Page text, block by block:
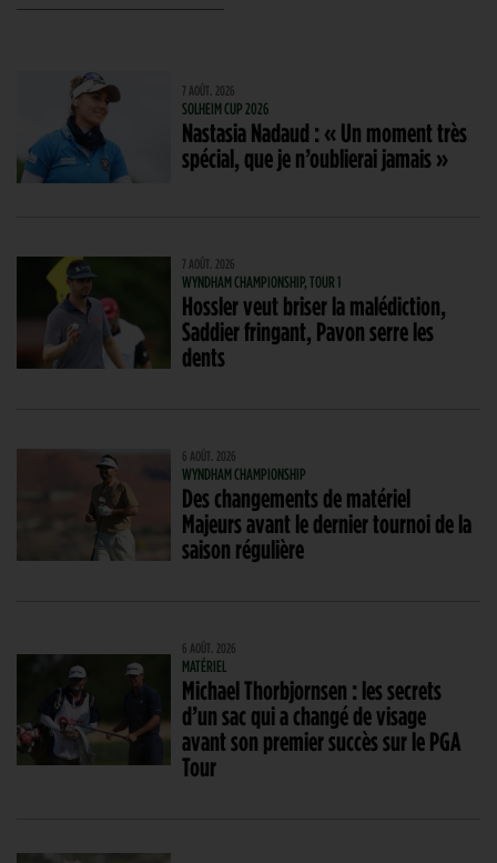
7 AOÛT. 2026
SOLHEIM CUP 2026
Nastasia Nadaud : « Un moment très
spécial, que je n’oublierai jamais »
7 AOÛT. 2026
WYNDHAM CHAMPIONSHIP, TOUR 1
Hossler veut briser la malédiction,
Saddier fringant, Pavon serre les
dents
6 AOÛT. 2026
WYNDHAM CHAMPIONSHIP
Des changements de matériel
Majeurs avant le dernier tournoi de la
saison régulière
6 AOÛT. 2026
MATÉRIEL
Michael Thorbjornsen : les secrets
d’un sac qui a changé de visage
avant son premier succès sur le PGA
Tour